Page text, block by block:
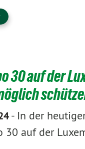
30 auf der
- In der
30 auf der